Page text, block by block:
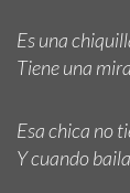
Es una
Tiene una
Esa chica no
Y cuando